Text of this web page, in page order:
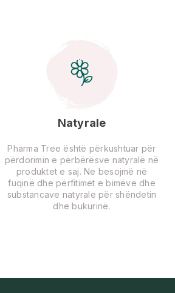
Natyrale
Pharma Tree është përkushtuar për
përdorimin e përbërësve natyralë në
produktet e saj. Ne besojmë në
fuqinë dhe përfitimet e bimëve dhe
substancave natyrale për shëndetin
dhe bukurinë.